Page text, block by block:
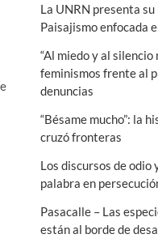
La UNRN presenta
Paisajismo enfocada
“Al miedo y al silencio
feminismos frente al
denuncias
“Bésame mucho”: la
cruzó fronteras
Los discursos de
palabra en
Pasacalle – Las
están al borde de